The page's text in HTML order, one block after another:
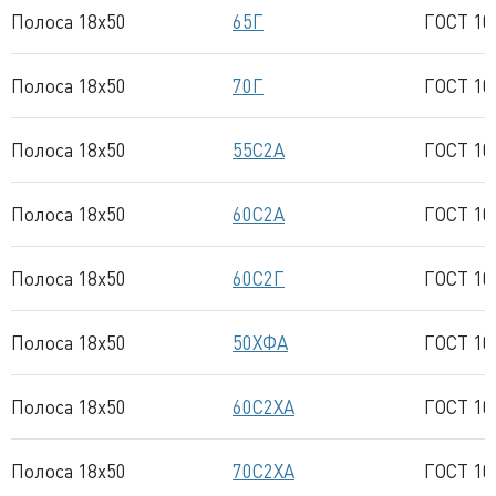
Полоса 18x50 65Г ГОСТ
Полоса 18x50 70Г ГОСТ
Полоса 18x50 55С2А ГОСТ
Полоса 18x50 60С2А ГОСТ
Полоса 18x50 60С2Г ГОСТ
Полоса 18x50 50ХФА ГОСТ
Полоса 18x50 60С2ХА ГОСТ
Полоса 18x50 70С2ХА ГОСТ